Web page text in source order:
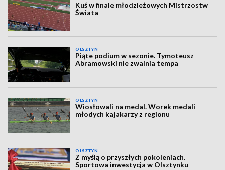
Kuś w finale młodzieżowych Mistrzostw
Świata
OLSZTYN
Piąte podium w sezonie. Tymoteusz
Abramowski nie zwalnia tempa
OLSZTYN
Wiosłowali na medal. Worek medali
młodych kajakarzy z regionu
OLSZTYN
Z myślą o przyszłych pokoleniach.
Sportowa inwestycja w Olsztynku